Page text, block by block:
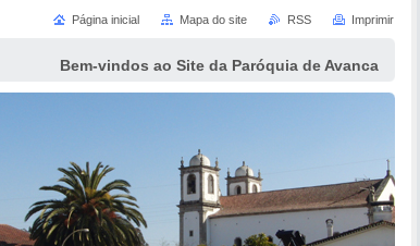
Bem-vindos ao Site da Paróquia de Avanca
Página inicial Mapa do site RSS Imprimir